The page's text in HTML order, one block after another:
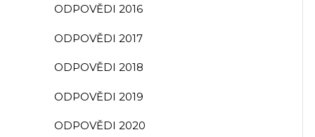
ODPOVĚDI 2016
ODPOVĚDI 2017
ODPOVĚDI 2018
ODPOVĚDI 2019
ODPOVĚDI 2020